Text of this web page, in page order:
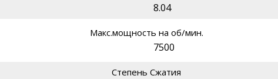
8.04
Макс.мощность на об/мин.
7500
Степень Сжатия